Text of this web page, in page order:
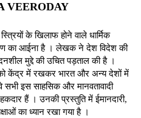
VEERODAY
के खिलाफ होने वाले धार्मिक
का आईना है । लेखक ने देश विदेश की
मुद्दे की उचित पड़ताल की है ।
को केंद्र में रखकर भारत और अन्य देशों में
सभी इस साहसिक और मानवतावादी
हैं । उनकी प्रस्तुति में ईमानदारी,
का ध्यान रखा गया है ।